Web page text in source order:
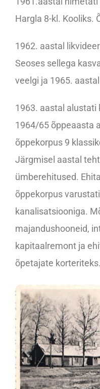
Hargla 8-kl. Kooliks.
1962. aastal
Seoses sellega
veelgi ja 1965.
1963. aastal alustati
1964/65 õppeaasta
õppekorpus 9
Järgmisel aastal
ümberehitused.
õppekorpus
kanalisatsiooniga.
majandushooneid,
kapitaalremont ja
õpetajate korteriteks.